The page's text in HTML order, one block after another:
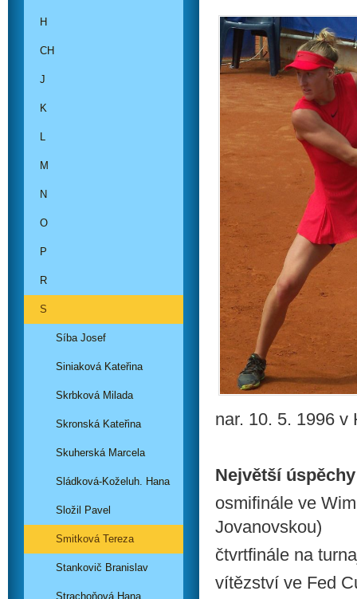
nar. 10. 5. 1996 v
Největší
osmifinále ve
Jovanovskou)
čtvrtfinále na
vítězství ve Fed
H
CH
J
K
L
M
N
O
P
R
S
Síba Josef
Siniaková Kateřina
Skrbková Milada
Skronská Kateřina
Skuherská Marcela
Sládková-Koželuh. Hana
Složil Pavel
Smitková Tereza
Stankovič Branislav
Strachoňová Hana